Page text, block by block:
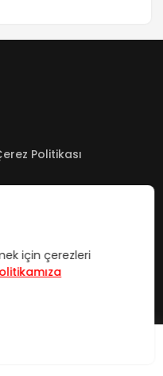
Politikası
için çerezleri